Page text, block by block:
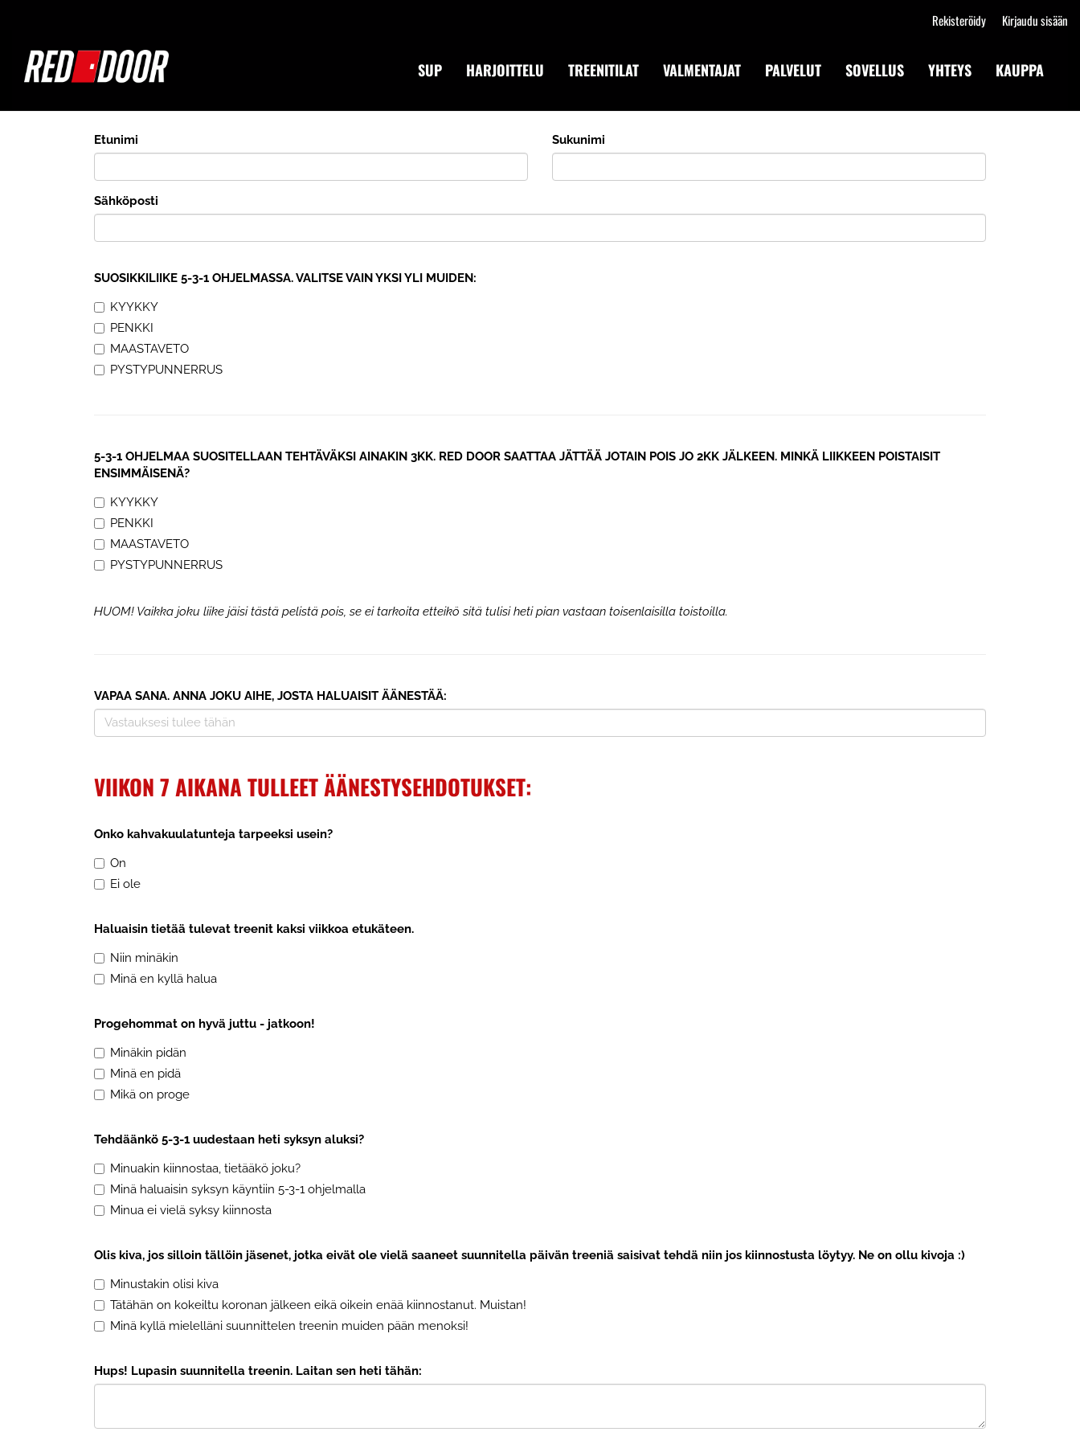
Rekisteröidy Kirjaudu sisään
SUP HARJOITTELU TREENITILAT VALMENTAJAT PALVELUT SOVELLUS YHTEYS KAUPPA
Etunimi Sukunimi
Sähköposti
SUOSIKKILIIKE 5-3-1 OHJELMASSA. VALITSE VAIN YKSI YLI MUIDEN:
KYYKKY
PENKKI
MAASTAVETO
PYSTYPUNNERRUS
5-3-1 OHJELMAA SUOSITELLAAN TEHTÄVÄKSI AINAKIN 3KK. RED DOOR SAATTAA JÄTTÄÄ JOTAIN POIS JO 2KK JÄLKEEN. MINKÄ LIIKKEEN POISTAISIT
ENSIMMÄISENÄ?
KYYKKY
PENKKI
MAASTAVETO
PYSTYPUNNERRUS
HUOM! Vaikka joku liike jäisi tästä pelistä pois, se ei tarkoita etteikö sitä tulisi heti pian vastaan toisenlaisilla toistoilla.
VAPAA SANA. ANNA JOKU AIHE, JOSTA HALUAISIT ÄÄNESTÄÄ:
VIIKON 7 AIKANA TULLEET ÄÄNESTYSEHDOTUKSET:
Onko kahvakuulatunteja tarpeeksi usein?
On
Ei ole
Haluaisin tietää tulevat treenit kaksi viikkoa etukäteen.
Niin minäkin
Minä en kyllä halua
Progehommat on hyvä juttu - jatkoon!
Minäkin pidän
Minä en pidä
Mikä on proge
Tehdäänkö 5-3-1 uudestaan heti syksyn aluksi?
Minuakin kiinnostaa, tietääkö joku?
Minä haluaisin syksyn käyntiin 5-3-1 ohjelmalla
Minua ei vielä syksy kiinnosta
Olis kiva, jos silloin tällöin jäsenet, jotka eivät ole vielä saaneet suunnitella päivän treeniä saisivat tehdä niin jos kiinnostusta löytyy. Ne on ollu kivoja :)
Minustakin olisi kiva
Tätähän on kokeiltu koronan jälkeen eikä oikein enää kiinnostanut. Muistan!
Minä kyllä mielelläni suunnittelen treenin muiden pään menoksi!
Hups! Lupasin suunnitella treenin. Laitan sen heti tähän: